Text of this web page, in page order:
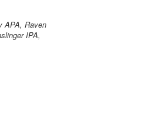
APA, Raven
IPA,